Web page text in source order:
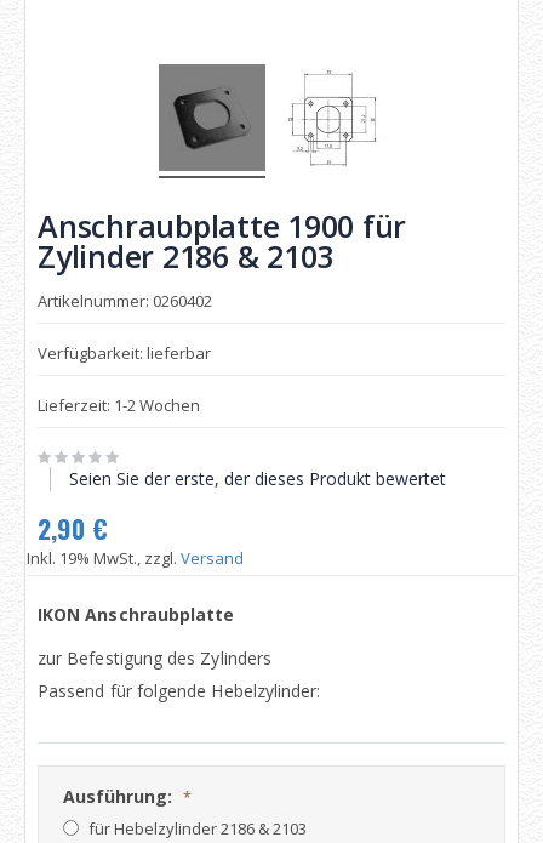
Anschraubplatte 1900 für
Zylinder 2186 & 2103
Artikelnummer: 0260402
Verfügbarkeit: lieferbar
Lieferzeit: 1-2 Wochen
Seien Sie der erste, der dieses Produkt bewertet
2,90 €
Inkl. 19% MwSt., zzgl. Versand
IKON Anschraubplatte
zur Befestigung des Zylinders
Passend für folgende Hebelzylinder:
Ausführung:
für Hebelzylinder 2186 & 2103